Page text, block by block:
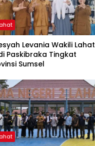
Levania Wakili Lahat
Paskibraka Tingkat
Sumsel